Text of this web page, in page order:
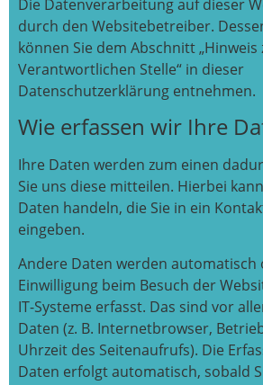
Die Datenverarbeitung auf dieser
durch den Websitebetreiber.
können Sie dem Abschnitt „Hinweis
Verantwortlichen Stelle“ in dieser
Datenschutzerklärung entnehmen.
Wie erfassen wir Ihre
Ihre Daten werden zum einen
Sie uns diese mitteilen. Hierbei
Daten handeln, die Sie in ein
eingeben.
Andere Daten werden automatisch
Einwilligung beim Besuch der
IT-Systeme erfasst. Das sind vor
Daten (z. B. Internetbrowser,
Uhrzeit des Seitenaufrufs). Die
Daten erfolgt automatisch, sobald